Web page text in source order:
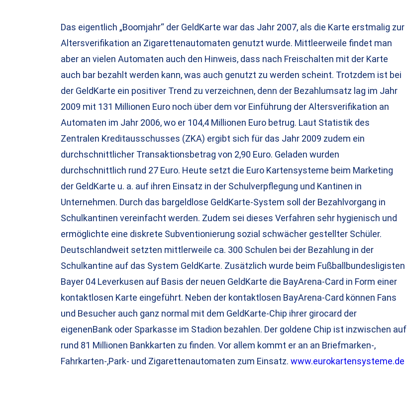
Das eigentlich „Boomjahr“ der GeldKarte war das Jahr 2007, als die Karte erstmalig zur
Altersverifikation an Zigarettenautomaten genutzt wurde. Mittleerweile findet man
aber an vielen Automaten auch den Hinweis, dass nach Freischalten mit der Karte
auch bar bezahlt werden kann, was auch genutzt zu werden scheint. Trotzdem ist bei
der GeldKarte ein positiver Trend zu verzeichnen, denn der Bezahlumsatz lag im Jahr
2009 mit 131 Millionen Euro noch über dem vor Einführung der Altersverifikation an
Automaten im Jahr 2006, wo er 104,4 Millionen Euro betrug. Laut Statistik des
Zentralen Kreditausschusses (ZKA) ergibt sich für das Jahr 2009 zudem ein
durchschnittlicher Transaktionsbetrag von 2,90 Euro. Geladen wurden
durchschnittlich rund 27 Euro. Heute setzt die Euro Kartensysteme beim Marketing
der GeldKarte u. a. auf ihren Einsatz in der Schulverpflegung und Kantinen in
Unternehmen. Durch das bargeldlose GeldKarte-System soll der Bezahlvorgang in
Schulkantinen vereinfacht werden. Zudem sei dieses Verfahren sehr hygienisch und
ermöglichte eine diskrete Subventionierung sozial schwächer gestellter Schüler.
Deutschlandweit setzten mittlerweile ca. 300 Schulen bei der Bezahlung in der
Schulkantine auf das System GeldKarte. Zusätzlich wurde beim Fußballbundesligisten
Bayer 04 Leverkusen auf Basis der neuen GeldKarte die BayArena-Card in Form einer
kontaktlosen Karte eingeführt. Neben der kontaktlosen BayArena-Card können Fans
und Besucher auch ganz normal mit dem GeldKarte-Chip ihrer girocard der
eigenenBank oder Sparkasse im Stadion bezahlen. Der goldene Chip ist inzwischen auf
rund 81 Millionen Bankkarten zu finden. Vor allem kommt er an an Briefmarken-,
Fahrkarten-,Park- und Zigarettenautomaten zum Einsatz. www.eurokartensysteme.de